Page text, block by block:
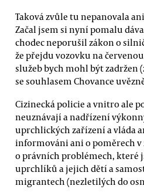
Taková zvůle tu nepanovala
Začal jsem si nyní pomalu
chodec neporušil zákon o
že přejdu vozovku na
služeb bych mohl být zadržen
se souhlasem Chovance
Cizinecká policie a vnitro ale
neuznávají a nadřízení
uprchlických zařízení a vláda
informováni ani o poměrech v
o právních problémech, které
uprchlíků a jejich dětí a
migrantech (nezletilých do